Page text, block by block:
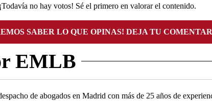
¡Todavía no hay votos! Sé el primero en valorar el contenido.
SABER LO QUE OPINAS! DEJA TU
EMLB
de abogados en Madrid con más de 25 años de